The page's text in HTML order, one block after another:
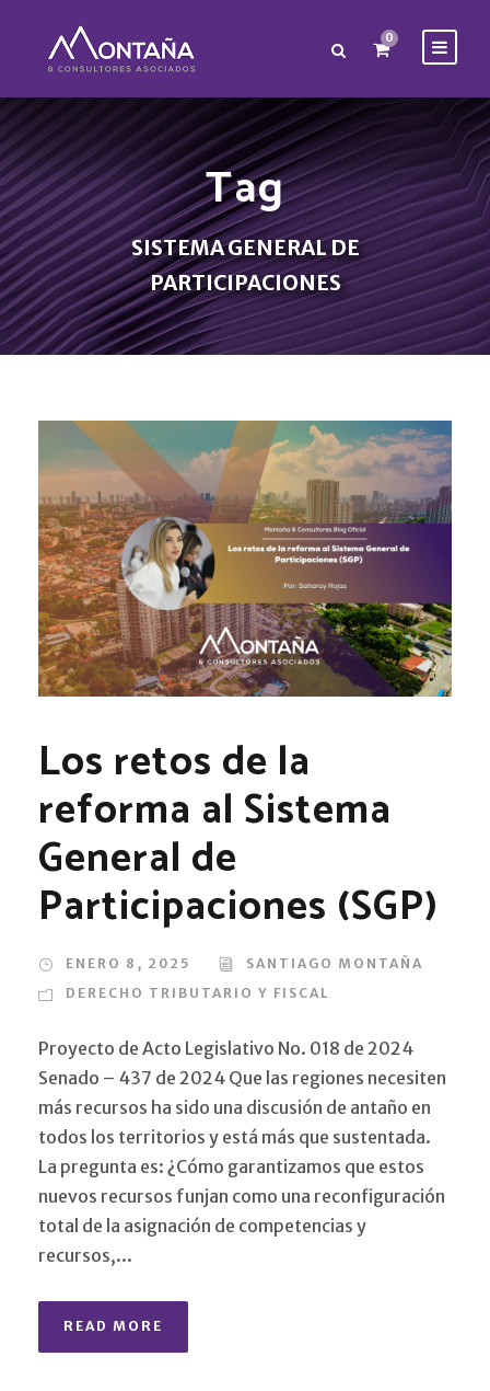
0
Tag
SISTEMA GENERAL DE
PARTICIPACIONES
Los retos de la
reforma al Sistema
General de
Participaciones (SGP)
ENERO 8, 2025
SANTIAGO MONTAÑA
DERECHO TRIBUTARIO Y FISCAL
Proyecto de Acto Legislativo No. 018 de 2024
Senado – 437 de 2024 Que las regiones necesiten
más recursos ha sido una discusión de antaño en
todos los territorios y está más que sustentada.
La pregunta es: ¿Cómo garantizamos que estos
nuevos recursos funjan como una reconfiguración
total de la asignación de competencias y
recursos,...
READ MORE